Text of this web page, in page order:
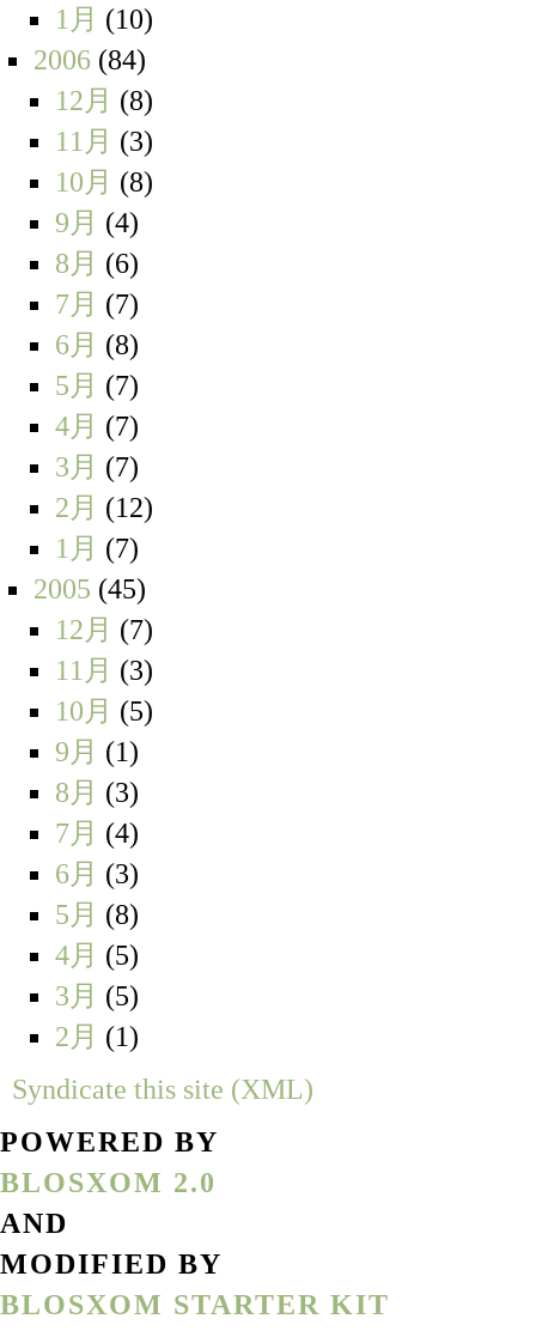
1月 (10)
2006 (84)
12月 (8)
11月 (3)
10月 (8)
9月 (4)
8月 (6)
7月 (7)
6月 (8)
5月 (7)
4月 (7)
3月 (7)
2月 (12)
1月 (7)
2005 (45)
12月 (7)
11月 (3)
10月 (5)
9月 (1)
8月 (3)
7月 (4)
6月 (3)
5月 (8)
4月 (5)
3月 (5)
2月 (1)
Syndicate this site (XML)
POWERED BY
BLOSXOM 2.0
AND
MODIFIED BY
BLOSXOM STARTER KIT